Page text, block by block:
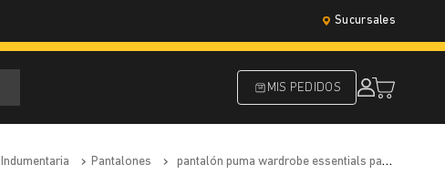
Sucursales
MIS PEDIDOS
indumentaria pantalones pantalón puma wardrobe essentials parachute mujer